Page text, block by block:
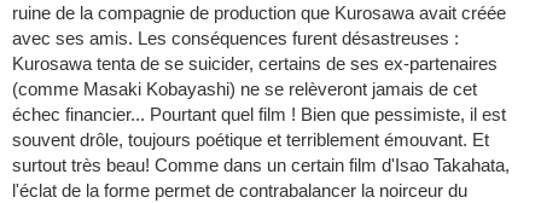
ruine de la compagnie de production que Kurosawa avait créée
avec ses amis. Les conséquences furent désastreuses :
Kurosawa tenta de se suicider, certains de ses ex-partenaires
(comme Masaki Kobayashi) ne se relèveront jamais de cet
échec financier... Pourtant quel film ! Bien que pessimiste, il est
souvent drôle, toujours poétique et terriblement émouvant. Et
surtout très beau! Comme dans un certain film d'Isao Takahata,
l'éclat de la forme permet de contrabalancer la noirceur du